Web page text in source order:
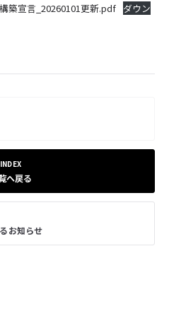
築宣言_20260101更新.pdf ダウン
INDEX
へ戻る
お知らせ